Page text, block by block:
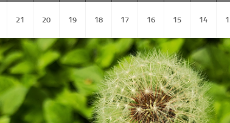
21 20 19 18 17 16 15 14